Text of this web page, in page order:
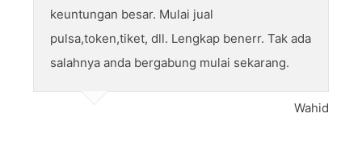
keuntungan besar. Mulai jual
pulsa,token,tiket, dll. Lengkap benerr. Tak ada
salahnya anda bergabung mulai sekarang.
Wahid